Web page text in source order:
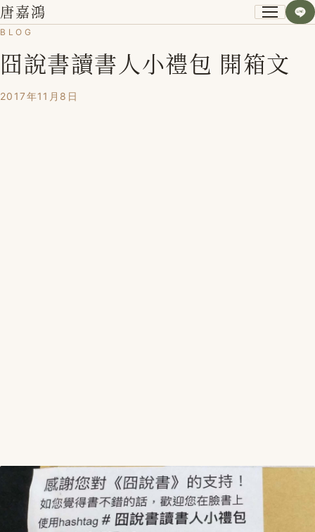
唐嘉鴻
關於我
小資空間改造術
BLOG
囧說書讀書人小禮包 開箱文
2017年11月8日